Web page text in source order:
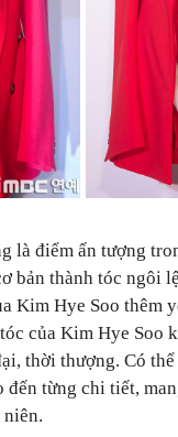
là điểm ấn tượng
bản thành tóc ngôi
Kim Hye Soo thêm
của Kim Hye Soo
thời thượng. Có
đến từng chi tiết,